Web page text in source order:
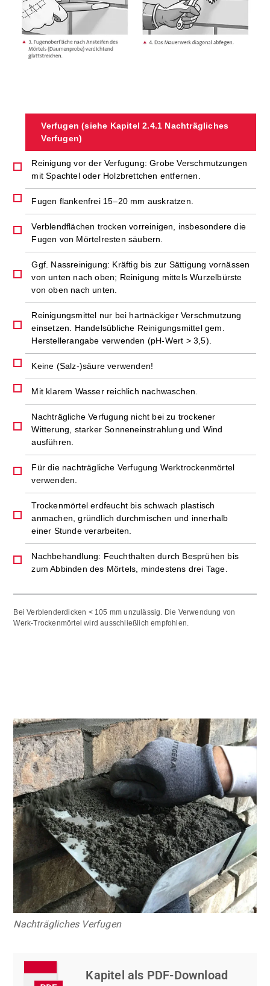
Verfugen (siehe Kapitel 2.4.1 Nachträgliches
Verfugen)
Reinigung vor der Verfugung: Grobe Verschmutzungen
mit Spachtel oder Holzbrettchen entfernen.
Fugen flankenfrei 15–20 mm auskratzen.
Verblendflächen trocken vorreinigen, insbesondere die
Fugen von Mörtelresten säubern.
Ggf. Nassreinigung: Kräftig bis zur Sättigung vornässen
von unten nach oben; Reinigung mittels Wurzelbürste
von oben nach unten.
Reinigungsmittel nur bei hartnäckiger Verschmutzung
einsetzen. Handelsübliche Reinigungsmittel gem.
Herstellerangabe verwenden (pH-Wert > 3,5).
Keine (Salz-)säure verwenden!
Mit klarem Wasser reichlich nachwaschen.
Nachträgliche Verfugung nicht bei zu trockener
Witterung, starker Sonneneinstrahlung und Wind
ausführen.
Für die nachträgliche Verfugung Werktrockenmörtel
verwenden.
Trockenmörtel erdfeucht bis schwach plastisch
anmachen, gründlich durchmischen und innerhalb
einer Stunde verarbeiten.
Nachbehandlung: Feuchthalten durch Besprühen bis
zum Abbinden des Mörtels, mindestens drei Tage.
Bei Verblenderdicken < 105 mm unzulässig. Die Verwendung von
Werk-Trockenmörtel wird ausschließlich empfohlen.
Bild
Nachträgliches Verfugen
Kapitel als PDF-Download